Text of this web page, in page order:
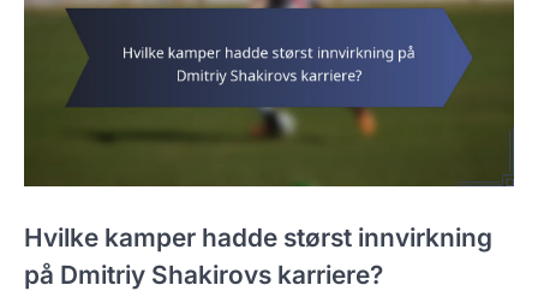
Hvilke kamper hadde størst innvirkning
på Dmitriy Shakirovs karriere?